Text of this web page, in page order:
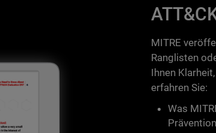
MITRE
Ranglisten
Ihnen
erfahren Sie:
Was